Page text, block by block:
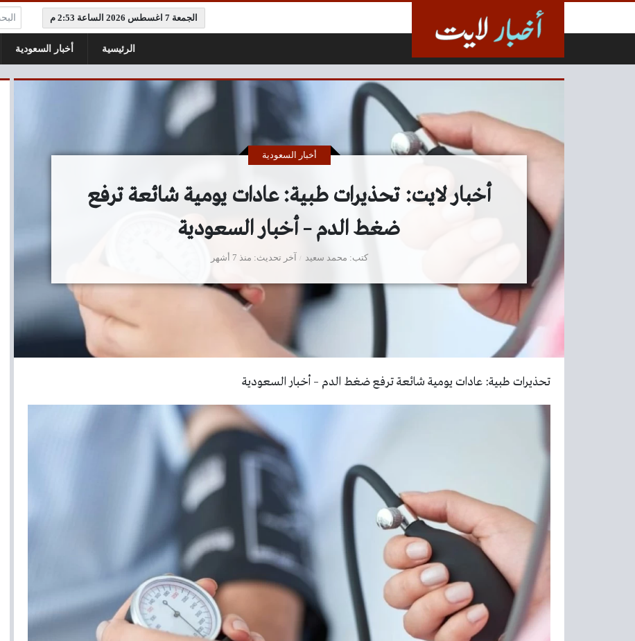
الجمعة 7 اغسطس 2026 الساعة 2:53 م البحث:
الرئيسية أخبار السعودية
أخبار لايت: تحذيرات طبية: عادات يومية شائعة ترفع
ضغط الدم – أخبار السعودية
كتب محمد سعيد
أخبار السعودية
آخر تحديث منذ 7 أشهر
تحذيرات طبية: عادات يومية شائعة ترفع ضغط الدم – أخبار السعودية